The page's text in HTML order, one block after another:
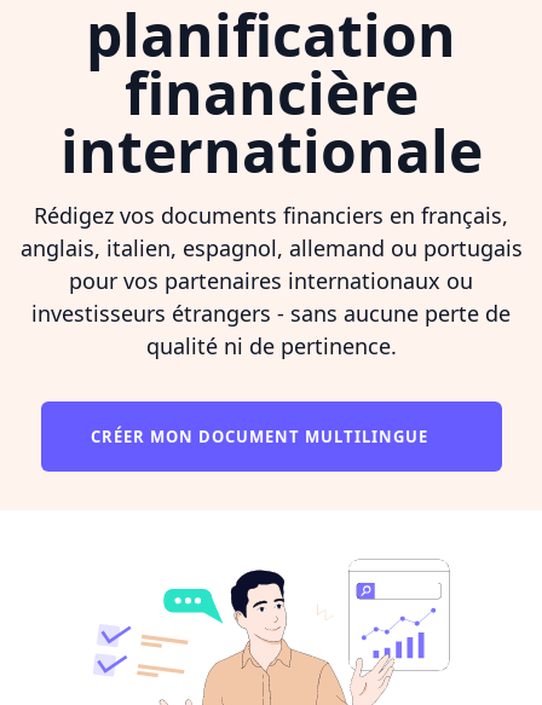
planification
financière
internationale
Rédigez vos documents financiers en français,
anglais, italien, espagnol, allemand ou portugais
pour vos partenaires internationaux ou
investisseurs étrangers - sans aucune perte de
qualité ni de pertinence.
CRÉER MON DOCUMENT MULTILINGUE